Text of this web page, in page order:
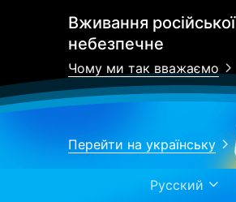
Вживання російської
небезпечне
Чому ми так вважаємо
Перейти на українську
Русский